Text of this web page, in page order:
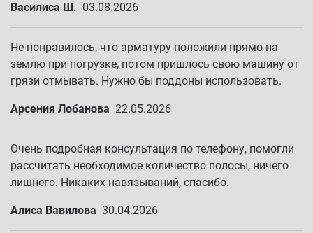
Василиса Ш. 03.08.2026
Не понравилось, что арматуру положили прямо на
землю при погрузке, потом пришлось свою машину от
грязи отмывать. Нужно бы поддоны использовать.
Арсения Лобанова 22.05.2026
Очень подробная консультация по телефону, помогли
рассчитать необходимое количество полосы, ничего
лишнего. Никаких навязываний, спасибо.
Алиса Вавилова 30.04.2026